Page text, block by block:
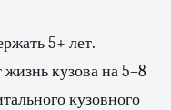
5+ лет.
кузова на 5–8
кузовного